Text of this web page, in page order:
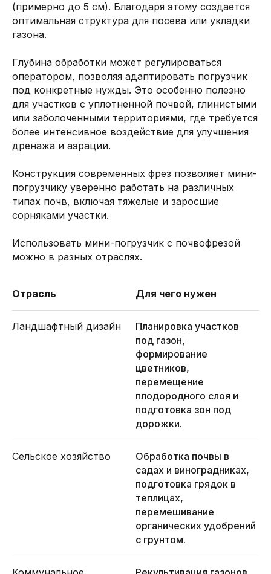
(примерно до 5 см). Благодаря этому создается
оптимальная структура для посева или укладки
газона.
Глубина обработки может регулироваться
оператором, позволяя адаптировать погрузчик
под конкретные нужды. Это особенно полезно
для участков с уплотненной почвой, глинистыми
или заболоченными территориями, где требуется
более интенсивное воздействие для улучшения
дренажа и аэрации.
Конструкция современных фрез позволяет мини-
погрузчику уверенно работать на различных
типах почв, включая тяжелые и заросшие
сорняками участки.
Использовать мини-погрузчик с почвофрезой
можно в разных отраслях.
Отрасль Для чего нужен
Ландшафтный дизайн
Планировка участков
под газон,
формирование
цветников,
перемещение
плодородного слоя и
подготовка зон под
дорожки.
Сельское хозяйство
Обработка почвы в
садах и виноградниках,
подготовка грядок в
теплицах,
перемешивание
органических удобрений
с грунтом.